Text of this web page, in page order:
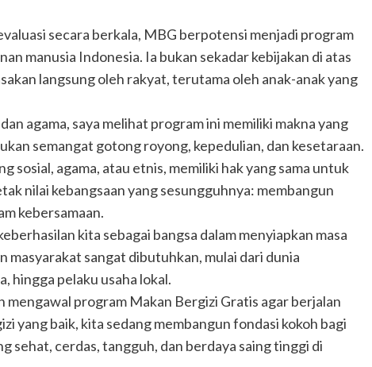
secara berkala, MBG berpotensi menjadi program
manusia Indonesia. Ia bukan sekadar kebijakan di atas
langsung oleh rakyat, terutama oleh anak-anak yang
agama, saya melihat program ini memiliki makna yang
semangat gotong royong, kepedulian, dan kesetaraan.
sosial, agama, atau etnis, memiliki hak yang sama untuk
nilai kebangsaan yang sesungguhnya: membangun
kebersamaan.
kita sebagai bangsa dalam menyiapkan masa
masyarakat sangat dibutuhkan, mulai dari dunia
hingga pelaku usaha lokal.
program Makan Bergizi Gratis agar berjalan
yang baik, kita sedang membangun fondasi kokoh bagi
sehat, cerdas, tangguh, dan berdaya saing tinggi di